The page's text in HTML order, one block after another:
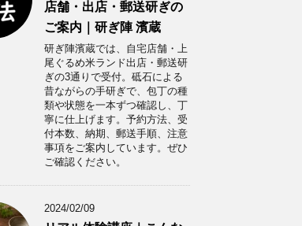
店舗・出店・郵送研ぎの
ご案内｜研ぎ陣 濱蔵
研ぎ陣濱蔵では、自宅店舗・上
尾ぐるめ米ランド出店・郵送研
ぎの3通りで受付。砥石による
昔ながらの手研ぎで、包丁の種
類や状態を一本ずつ確認し、丁
寧に仕上げます。予約方法、受
付本数、納期、郵送手順、注意
事項をご案内しています。ぜひ
ご確認ください。
2024/02/09